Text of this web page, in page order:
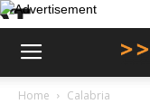
Home Calabria